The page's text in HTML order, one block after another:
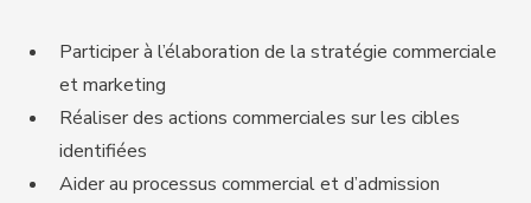
Participer à l’élaboration de la stratégie commerciale
et marketing
Réaliser des actions commerciales sur les cibles
identifiées
Aider au processus commercial et d’admission